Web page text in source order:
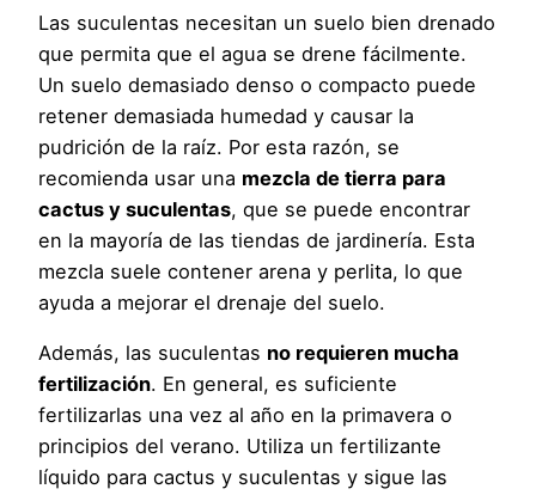
Las suculentas necesitan un suelo bien drenado
que permita que el agua se drene fácilmente.
Un suelo demasiado denso o compacto puede
retener demasiada humedad y causar la
pudrición de la raíz. Por esta razón, se
recomienda usar una mezcla de tierra para
cactus y suculentas, que se puede encontrar
en la mayoría de las tiendas de jardinería. Esta
mezcla suele contener arena y perlita, lo que
ayuda a mejorar el drenaje del suelo.
Además, las suculentas no requieren mucha
fertilización. En general, es suficiente
fertilizarlas una vez al año en la primavera o
principios del verano. Utiliza un fertilizante
líquido para cactus y suculentas y sigue las